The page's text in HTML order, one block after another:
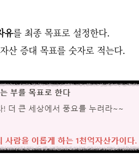
유를 최종 목표로 설정한다.
산 증대 목표를 숫자로 적는다.